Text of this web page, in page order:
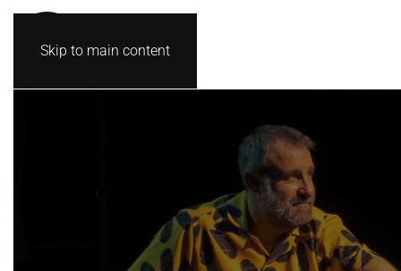
Skip to main content